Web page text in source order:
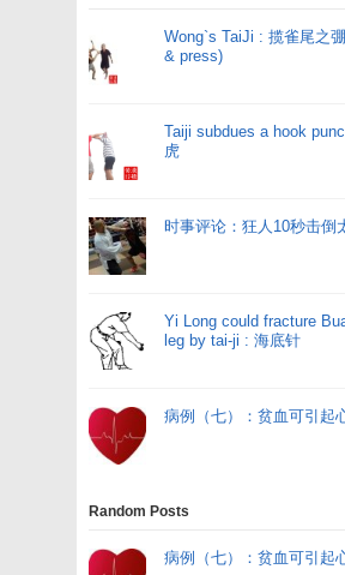
Wong`s TaiJi : 揽雀尾之
& press)
Taiji subdues a hook
虎
时事评论：狂人10秒击倒
Yi Long could fracture
leg by tai-ji : 海底针
病例（七）：贫血可引起
Random Posts
病例（七）：贫血可引起